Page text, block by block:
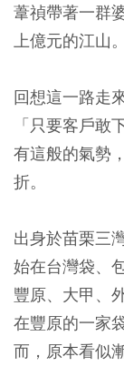
葦禎帶著一群
上億元的江山。
回想這一路走
「只要客戶敢
有這般的氣勢
折。
出身於苗栗三
始在台灣袋、
豐原、大甲、
在豐原的一家
而，原本看似